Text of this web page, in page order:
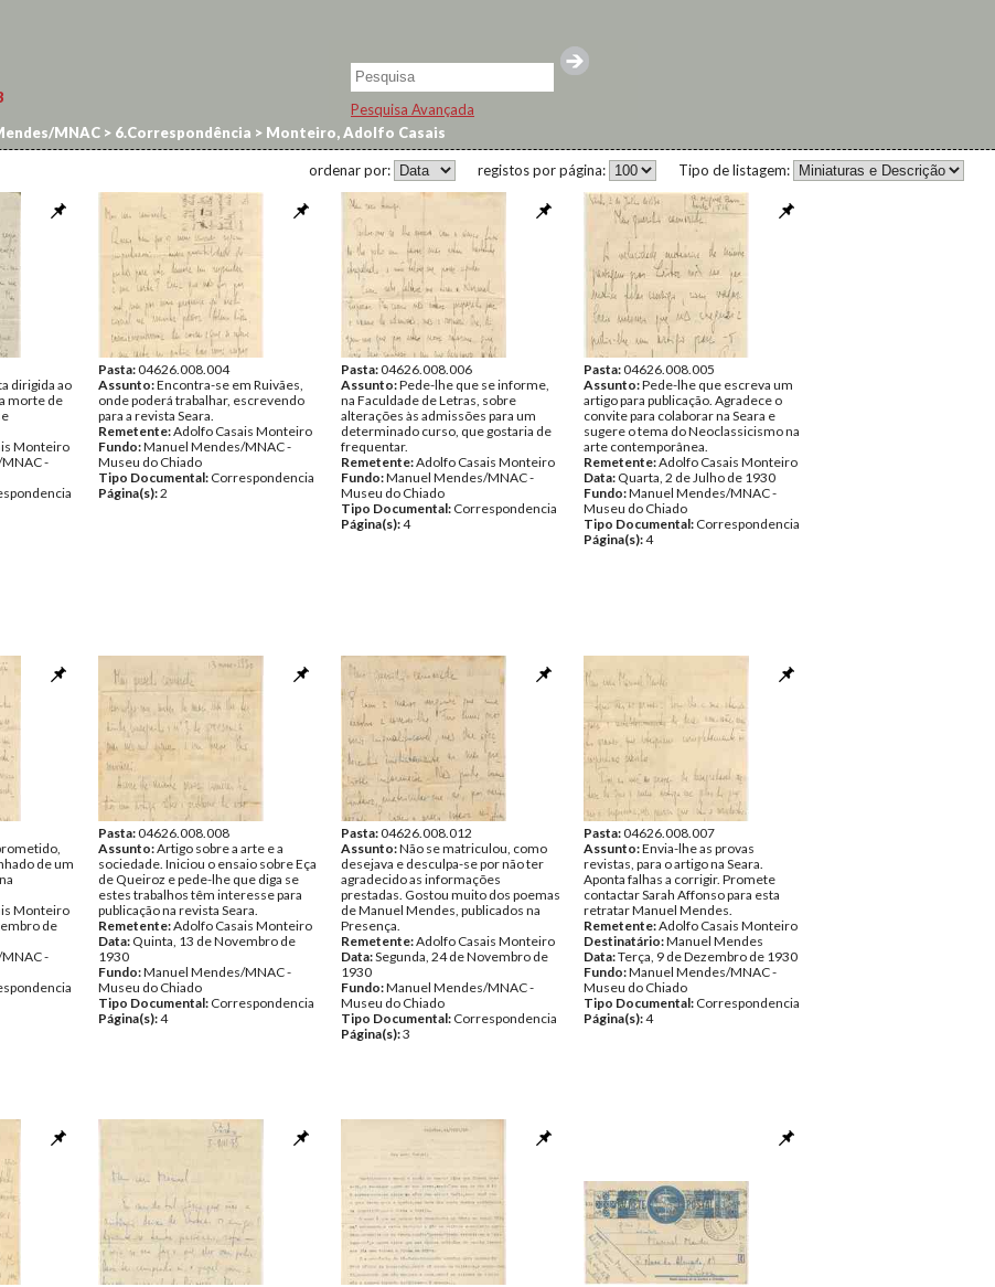
Pesquisa Avançada
MNAC > 6.Correspondência > Monteiro, Adolfo Casais
Tipo de listagem:
registos por página:
ordenar por:
dirigida ao
morte de
Monteiro
-
Pasta:04626.008.004
Assunto:Encontra-se em Ruivães,
onde poderá trabalhar, escrevendo
para a revista Seara.
Remetente:Adolfo Casais Monteiro
Fundo:Manuel Mendes/MNAC -
Museu do Chiado
Tipo Documental: Correspondencia
Página(s):2
Pasta:04626.008.006
Assunto:Pede-lhe que se informe,
na Faculdade de Letras, sobre
alterações às admissões para um
determinado curso, que gostaria de
frequentar.
Remetente:Adolfo Casais Monteiro
Fundo:Manuel Mendes/MNAC -
Museu do Chiado
Tipo Documental: Correspondencia
Página(s):4
Pasta:04626.008.005
Assunto:Pede-lhe que escreva um
artigo para publicação. Agradece o
convite para colaborar na Seara e
sugere o tema do Neoclassicismo na
arte contemporânea.
Remetente:Adolfo Casais Monteiro
Data: Quarta, 2 de Julho de 1930
Fundo:Manuel Mendes/MNAC -
Museu do Chiado
Tipo Documental: Correspondencia
Página(s):4
de um
Monteiro
de
-
Pasta:04626.008.008
Assunto:Artigo sobre a arte e a
sociedade. Iniciou o ensaio sobre Eça
de Queiroz e pede-lhe que diga se
estes trabalhos têm interesse para
publicação na revista Seara.
Remetente:Adolfo Casais Monteiro
Data: Quinta, 13 de Novembro de
1930
Fundo:Manuel Mendes/MNAC -
Museu do Chiado
Tipo Documental: Correspondencia
Página(s):4
Pasta:04626.008.012
Assunto:Não se matriculou, como
desejava e desculpa-se por não ter
agradecido as informações
prestadas. Gostou muito dos poemas
de Manuel Mendes, publicados na
Presença.
Remetente:Adolfo Casais Monteiro
Data:Segunda, 24 de Novembro de
1930
Fundo:Manuel Mendes/MNAC -
Museu do Chiado
Tipo Documental: Correspondencia
Página(s):3
Pasta:04626.008.007
Assunto:Envia-lhe as provas
revistas, para o artigo na Seara.
Aponta falhas a corrigir. Promete
contactar Sarah Affonso para esta
retratar Manuel Mendes.
Remetente:Adolfo Casais Monteiro
Destinatário:Manuel Mendes
Data:Terça, 9 de Dezembro de 1930
Fundo:Manuel Mendes/MNAC -
Museu do Chiado
Tipo Documental: Correspondencia
Página(s):4